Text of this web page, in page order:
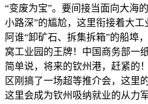
“变废为宝”。要间接当面向大海
小路深”的尴尬，这里衔接着大
阿谁“卸矿石、拆集拆箱”的船埠
窝工业园的王牌！中国商务部一
简单说，将来的钦州港，赶紧的
区刚搞了一场超等推介会，这里
这里会成为钦州吸纳就业的从力